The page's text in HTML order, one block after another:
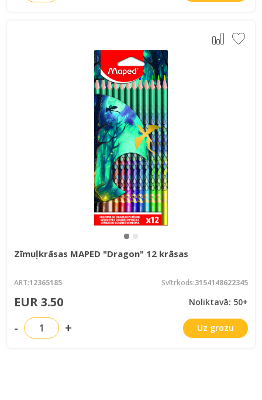
Zīmuļkrāsas MAPED "Dragon" 12 krāsas
ART:12365185 Svītrkods:3154148622345
EUR 3.50 Noliktavā: 50+
- + Uz grozu